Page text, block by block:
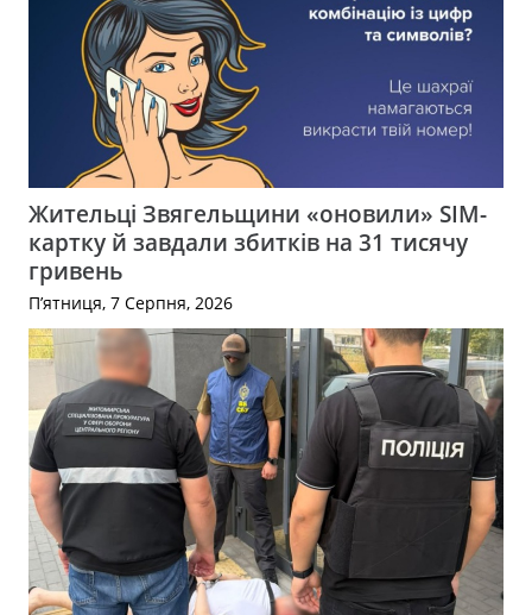
Жительці Звягельщини «оновили» SIM-
картку й завдали збитків на 31 тисячу
гривень
П’ятниця, 7 Серпня, 2026